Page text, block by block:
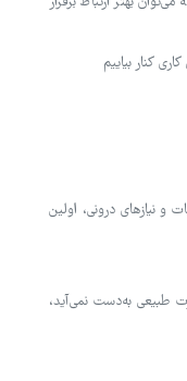
کنار بیاییم
نیازهای درونی، اولین
طبیعی به‌دست نمی‌آید،